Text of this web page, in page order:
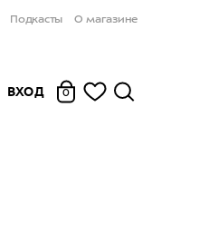
Подкасты О магазине
ВХОД 0